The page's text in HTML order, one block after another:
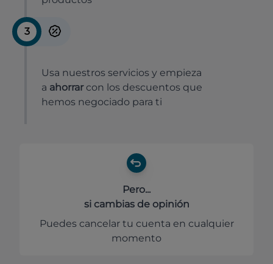
3
Usa nuestros servicios y empieza
a ahorrar con los descuentos que
hemos negociado para ti
Pero...
si cambias de opinión
Puedes cancelar tu cuenta en cualquier
momento